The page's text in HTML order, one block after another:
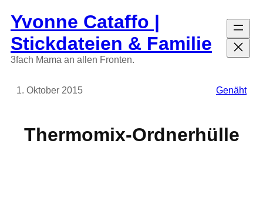
Inhalt
springen
Yvonne Cataffo |
Stickdateien & Familie
3fach Mama an allen Fronten.
1. Oktober 2015 Genäht
Thermomix-Ordnerhülle